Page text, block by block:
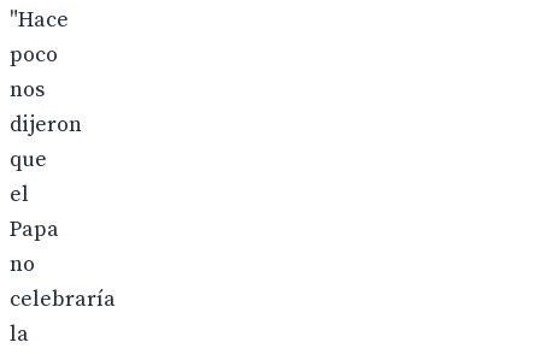
"Hace
poco
nos
dijeron
que
el
Papa
no
celebraría
la